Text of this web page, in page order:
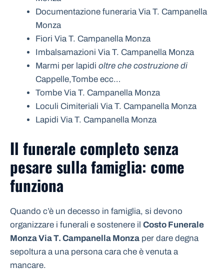
Documentazione funeraria Via T. Campanella
Monza
Fiori Via T. Campanella Monza
Imbalsamazioni Via T. Campanella Monza
Marmi per lapidi oltre che costruzione di
Cappelle,Tombe ecc…
Tombe Via T. Campanella Monza
Loculi Cimiteriali Via T. Campanella Monza
Lapidi Via T. Campanella Monza
Il funerale completo senza
pesare sulla famiglia: come
funziona
Quando c’è un decesso in famiglia, si devono
organizzare i funerali e sostenere il Costo Funerale
Monza Via T. Campanella Monza per dare degna
sepoltura a una persona cara che è venuta a
mancare.